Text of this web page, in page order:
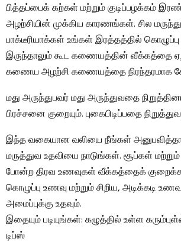
பித்தப்பைக் கற்கள் மற்றும் குடிப்பழக்கம்
அழற்சியின் முக்கிய காரணங்கள். சில
பாக்டீரியாக்கள் உங்கள் இரத்தத்தில்
இருந்தாலும் கூட கணையத்தின் வீக்கத்தை
கணைய அழற்சி கணையத்தை நிரந்தரமாக
மது அருந்துபவர் மது அருந்துவதை
பிரச்சனை குறையும். புகைபிடிப்பதை
இந்த வகையான வலியை நீங்கள்
மருத்துவ உதவியை நாடுங்கள். சூப்கள்
போன்ற திரவ உணவுகள் வீக்கத்தைக் குறைக்க
கொழுப்பு உணவு மற்றும் சிறிய, அடிக்கடி
அமைப்புக்கு உதவும்.
இதையும் படியுங்கள்: கழுத்தில் உள்ள
டிப்ஸ்